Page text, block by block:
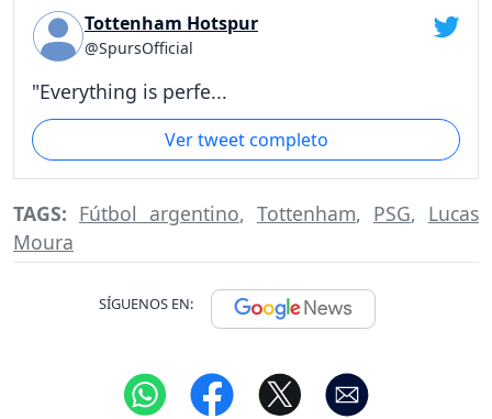
Tottenham Hotspur
@SpursOfficial
"Everything is perfe...
Ver tweet completo
TAGS: Fútbol argentino, Tottenham, PSG, Lucas
Moura
SÍGUENOS EN: